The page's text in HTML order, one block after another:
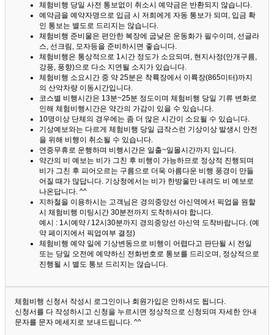
체험비행 당일 사전 통보없이 취소시 예약금은 반환되지 않습니다.
예약금을 예약자명으로 입금 시 저희에게 자동 통보가 되며, 입금 확
인 통보는 별도로 드리지는 않습니다.
체험비행 준비물은 편안한 복장에 굽낮은 운동화가 필수이며, 선글라
스, 선크림, 모자등을 준비하시면 좋습니다.
체험비행은 통상적으로 1시간 정도가 소요되며, 현지사정(안개구름,
강풍, 풍향)으로 다소 지연될 소지가 있습니다.
체험비행 소요시간 중 약 25분은 착륙장에서 이륙장(865미터)까지
의 산악차량 이동시간입니다.
코스별 비행시간은 13분~25분 정도이며 체험비행 당일 기류 변화로
인해 체험비행시간은 약간의 가감이 있을 수 있습니다.
10명이상 단체의 경우에는 좀 더 많은 시간이 소요될 수 있습니다.
기상예보와는 다르게 체험비행 당일 급작스런 기상이상 발생시 안전
을 위해 비행이 취소될 수 있습니다.
연중무휴로 운행하며 비행시간은 일출~일몰시간까지 입니다.
약간의 비 예보는 비가 그친 후 비행이 가능하므로 정상적 진행되며
비가 그친 후 피어오르는 구름으로 더욱 아름다운 비행 풍경이 만들
어질 때가 많답니다. 기상청에서는 비가 한방울만 내려도 비 예보로
나온답니다. ^^
지하철을 이용하시는 고객님은 경의중앙선 아신역에서 픽업을 원할
시 체험비행 미팅시간 30분전까지 도착하셔야 합니다.
예시 : 1시예약 / 12시30분까지 경의중앙선 아신역 도착바랍니다. (예
약 페이지에서 픽업여부 결정)
체험비행 예약 일에 기상변동으로 비행이 어렵다고 판단될 시 전일
또는 당일 오전에 예약하신 전화번호로 통보를 드리오며, 정상적으로
진행될 시 별도 통보 드리지는 않습니다.
체험비행 신청서 작성시 로그인이나 회원가입은 안하셔도 됩니다.
신청서를 다 작성하시고 신청을 누르시면 정상적으로 신청되며 자세한 안내
문자를 문자 메세지로 보내드립니다. ^^